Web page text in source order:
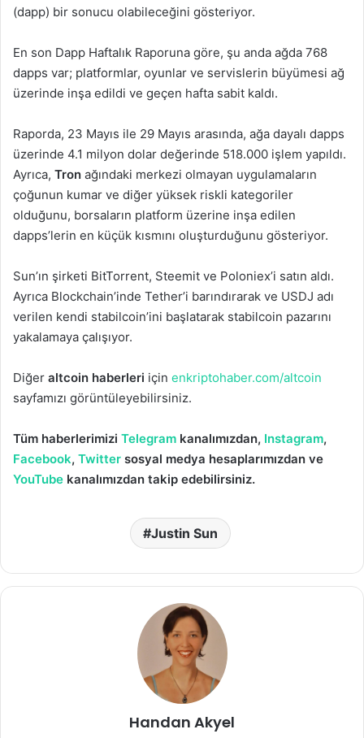
(dapp) bir sonucu olabileceğini gösteriyor.
En son Dapp Haftalık Raporuna göre, şu anda ağda 768
dapps var; platformlar, oyunlar ve servislerin büyümesi ağ
üzerinde inşa edildi ve geçen hafta sabit kaldı.
Raporda, 23 Mayıs ile 29 Mayıs arasında, ağa dayalı dapps
üzerinde 4.1 milyon dolar değerinde 518.000 işlem yapıldı.
Ayrıca, Tron ağındaki merkezi olmayan uygulamaların
çoğunun kumar ve diğer yüksek riskli kategoriler
olduğunu, borsaların platform üzerine inşa edilen
dapps’lerin en küçük kısmını oluşturduğunu gösteriyor.
Sun’ın şirketi BitTorrent, Steemit ve Poloniex’i satın aldı.
Ayrıca Blockchain’inde Tether’i barındırarak ve USDJ adı
verilen kendi stabilcoin’ini başlatarak stabilcoin pazarını
yakalamaya çalışıyor.
Diğer altcoin haberleri için enkriptohaber.com/altcoin
sayfamızı görüntüleyebilirsiniz.
Tüm haberlerimizi Telegram kanalımızdan, Instagram,
Facebook, Twitter sosyal medya hesaplarımızdan ve
YouTube kanalımızdan takip edebilirsiniz.
Justin Sun
Handan Akyel